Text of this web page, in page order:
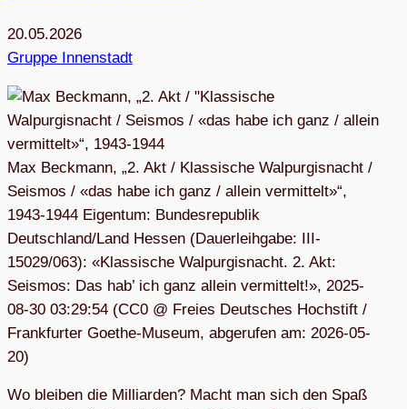
20.05.2026
Gruppe Innenstadt
Max Beckmann, „2. Akt / Klassische Walpurgisnacht /
Seismos / «das habe ich ganz / allein vermittelt»“,
1943-1944 Eigentum: Bundesrepublik
Deutschland/Land Hessen (Dauerleihgabe: III-
15029/063): «Klassische Walpurgisnacht. 2. Akt:
Seismos: Das hab’ ich ganz allein vermittelt!», 2025-
08-30 03:29:54 (CC0 @ Freies Deutsches Hochstift /
Frankfurter Goethe-Museum, abgerufen am: 2026-05-
20)
Wo bleiben die Milliarden? Macht man sich den Spaß